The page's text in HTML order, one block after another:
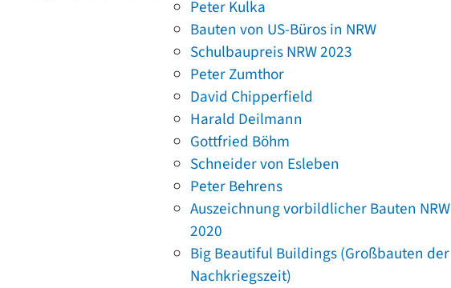
Peter Kulka
Bauten von US-Büros in NRW
Schulbaupreis NRW 2023
Peter Zumthor
David Chipperfield
Harald Deilmann
Gottfried Böhm
Schneider von Esleben
Peter Behrens
Auszeichnung vorbildlicher Bauten NRW
2020
Big Beautiful Buildings (Großbauten der
Nachkriegszeit)